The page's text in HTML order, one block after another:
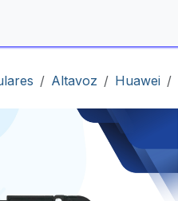
Altavoz Huawei